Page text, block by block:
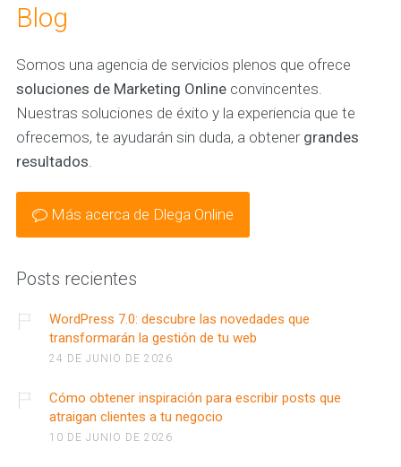
Blog
Somos una agencia de servicios plenos que ofrece
soluciones de Marketing Onlineconvincentes.
Nuestras soluciones de éxito y la experiencia que te
ofrecemos, te ayudarán sin duda, a obtener grandes
resultados
Más acerca de Dlega Online
Posts recientes
WordPress 7.0: descubre las novedades que
transformarán la gestión de tu web
24 DE JUNIO DE 2026
Cómo obtener inspiración para escribir posts que
atraigan clientes a tu negocio
10 DE JUNIO DE 2026